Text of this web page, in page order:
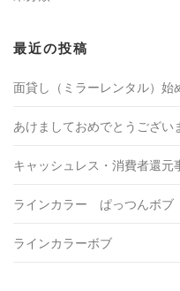
最近の投稿
面貸し（ミラーレンタル）始
あけましておめでとうござい
キャッシュレス・消費者還元
ラインカラー ぱっつんボブ
ラインカラーボブ